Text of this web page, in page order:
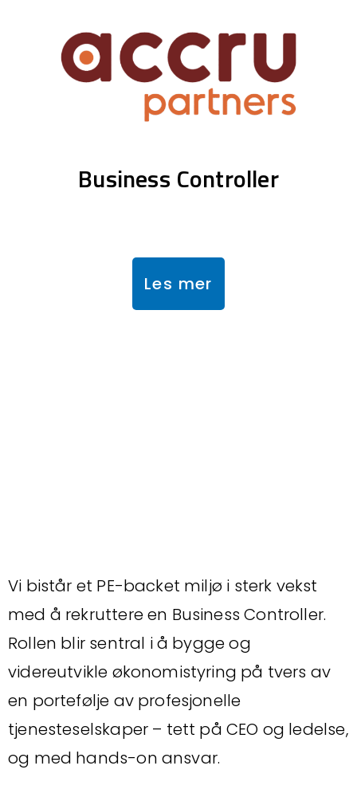
Business Controller
Les mer
Vi bistår et PE-backet miljø i sterk vekst
med å rekruttere en Business Controller.
Rollen blir sentral i å bygge og
videreutvikle økonomistyring på tvers av
en portefølje av profesjonelle
tjenesteselskaper – tett på CEO og ledelse,
og med hands-on ansvar.